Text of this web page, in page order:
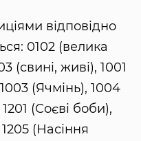
відповідно
0102 (велика
(свині, живі), 1001
(Ячмінь), 1004
(Соєві боби),
(Насіння